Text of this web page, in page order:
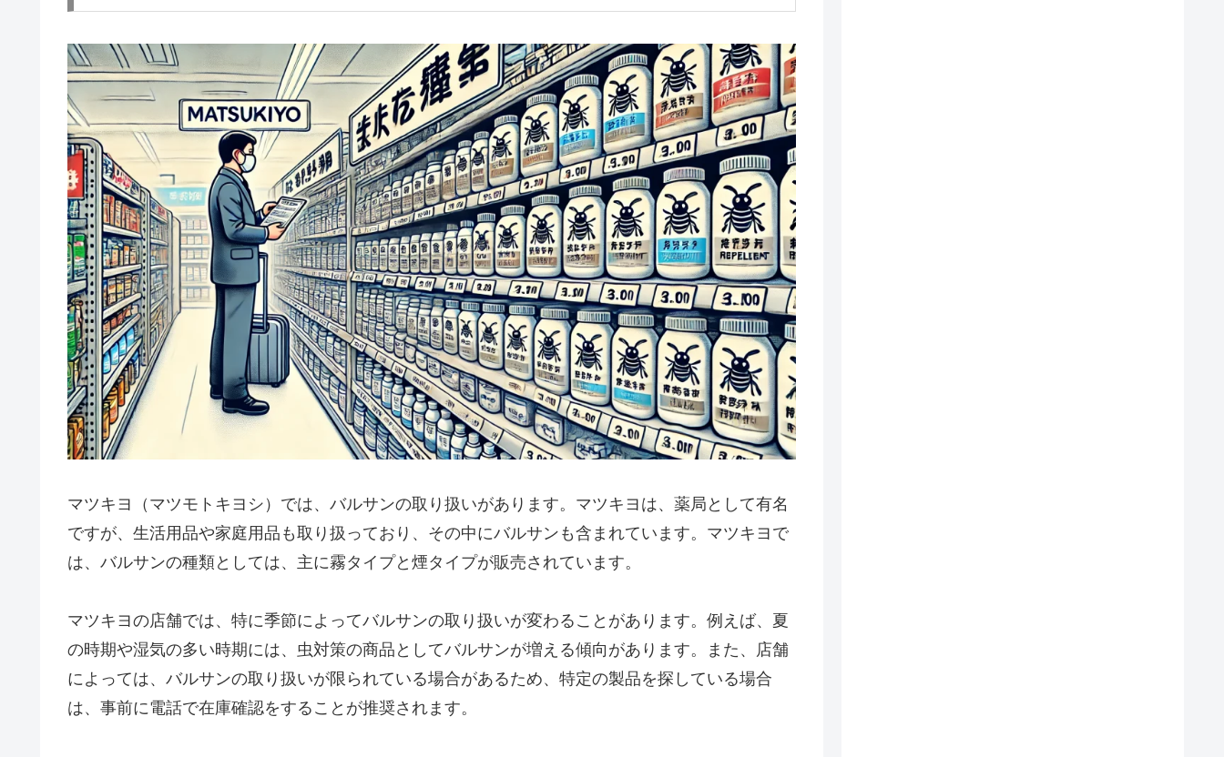
マツキヨ（マツモトキヨシ）では、バルサンの取り扱いがあります。マツキヨは、薬局として有名
ですが、生活用品や家庭用品も取り扱っており、その中にバルサンも含まれています。マツキヨで
は、バルサンの種類としては、主に霧タイプと煙タイプが販売されています。
マツキヨの店舗では、特に季節によってバルサンの取り扱いが変わることがあります。例えば、夏
の時期や湿気の多い時期には、虫対策の商品としてバルサンが増える傾向があります。また、店舗
によっては、バルサンの取り扱いが限られている場合があるため、特定の製品を探している場合
は、事前に電話で在庫確認をすることが推奨されます。